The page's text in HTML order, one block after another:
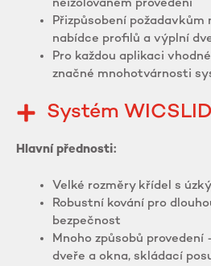
neizolovaném provedení
Přizpůsobení požadavkům
nabídce profilů a výplní
Pro každou aplikaci
značné mnohotvárnosti
Systém
Hlavní přednosti:
Velké rozměry křídel s
Robustní kování pro
bezpečnost
Mnoho způsobů provedení
dveře a okna, skládací